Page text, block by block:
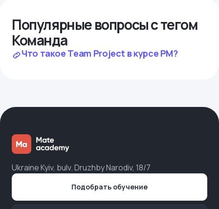
Популярные вопросы с тегом
Команда
Что такое Team Project в курсе PM?
Ukraine Kyiv, bulv. Druzhby Narodiv, 18/7
Подобрать обучение